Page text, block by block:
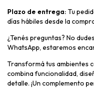
Plazo de entrega: Tu
días hábiles desde la
¿Tenés preguntas? No
WhatsApp, estaremos
Transformá tus ambientes
combina funcionalidad,
detalle. ¡Un complemento